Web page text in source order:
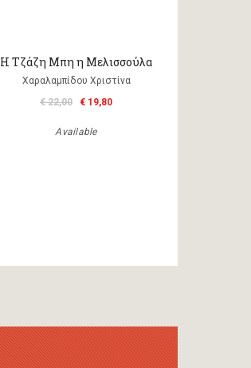
Η Τζάζη Μπη η Μελισσούλα
Χαραλαμπίδου Χριστίνα
€ 22,00
€ 19,80
Available